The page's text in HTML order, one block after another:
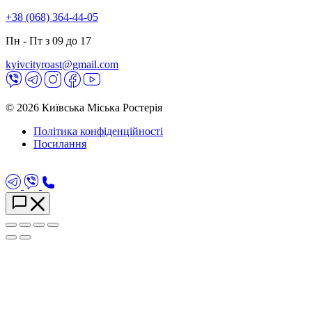
+38 (068) 364-44-05
Пн - Пт з 09 до 17
kyivcityroast@gmail.com
© 2026 Київська Міська Ростерія
Політика конфіденційності
Посилання